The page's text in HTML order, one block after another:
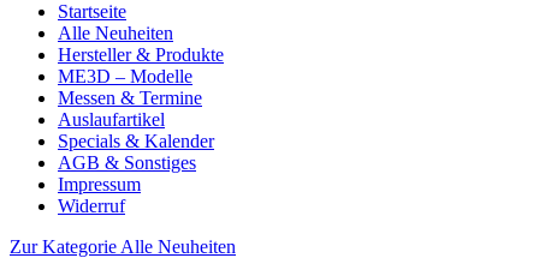
Startseite
Alle Neuheiten
Hersteller & Produkte
ME3D – Modelle
Messen & Termine
Auslaufartikel
Specials & Kalender
AGB & Sonstiges
Impressum
Widerruf
Zur Kategorie Alle Neuheiten